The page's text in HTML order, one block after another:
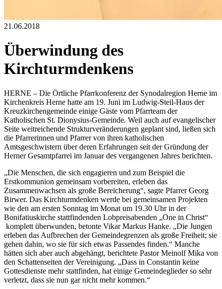
21.06.2018
Überwindung des
Kirchturmdenkens
HERNE – Die Örtliche Pfarrkonferenz der Synodalregion Herne im
Kirchenkreis Herne hatte am 19. Juni im Ludwig-Steil-Haus der
Kreuzkirchengemeinde einige Gäste vom Pfarrteam der
Katholischen St. Dionysius-Gemeinde. Weil auch auf evangelischer
Seite weitreichende Strukturveränderungen geplant sind, ließen sich
die Pfarrerinnen und Pfarrer von ihren katholischen
Amtsgeschwistern über deren Erfahrungen seit der Gründung der
Herner Gesamtpfarrei im Januar des vergangenen Jahres berichten.
„Die Menschen, die sich engagieren und zum Beispiel die
Erstkommunion gemeinsam vorbereiten, erleben das
Zusammenwachsen als große Bereicherung“, sagte Pfarrer Georg
Birwer. Das Kirchturmdenken werde bei gemeinsamen Projekten
wie den am ersten Sonntag im Monat um 19.30 Uhr in der
Bonifatiuskirche stattfindenden Lobpreisabenden „One in Christ“
komplett überwunden, betonte Vikar Markus Hanke. „Die Jungen
erleben das Aufbrechen der Gemeindegrenzen als große Freiheit; sie
gehen dahin, wo sie für sich etwas Passendes finden.“ Manche
hätten sich aber auch abgehängt, berichtete Pastor Meinolf Mika von
den Schattenseiten der Vereinigung. „Dass in Constantin keine
Gottesdienste mehr stattfinden, hat einige Gemeindeglieder so sehr
verletzt, dass sie nun gar nicht mehr kommen.“